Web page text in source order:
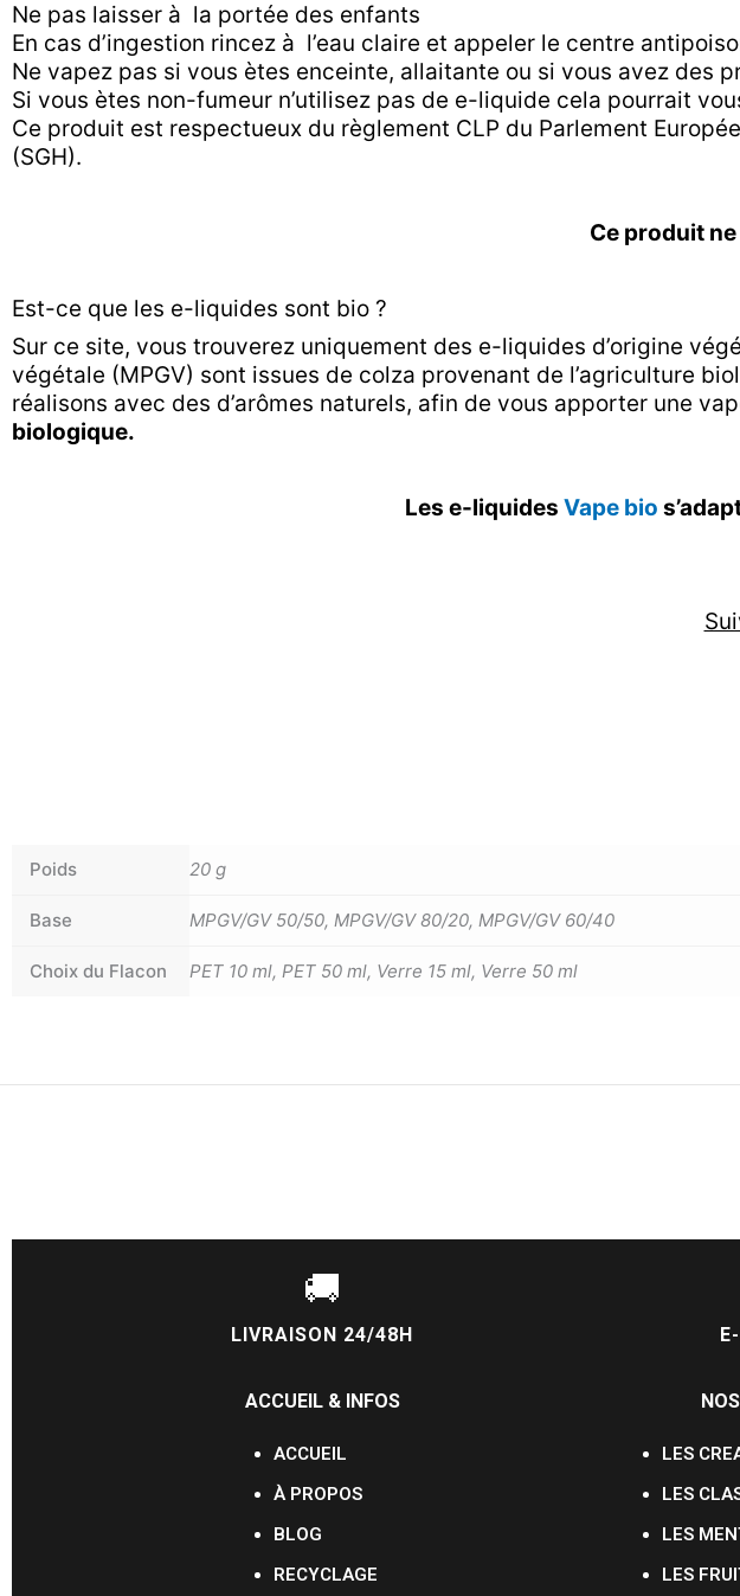
Ne pas laisser à la portée des enfants
En cas d’ingestion rincez à l’eau claire et appeler le centre
Ne vapez pas si vous ètes enceinte, allaitante ou si vous avez des
Si vous ètes non-fumeur n’utilisez pas de e-liquide cela pourrait
Ce produit est respectueux du règlement CLP du Parlement
(SGH).
Ce produit
Est-ce que les e-liquides sont bio ?
Sur ce site, vous trouverez uniquement des e-liquides d’origine
végétale (MPGV) sont issues de colza provenant de l’agriculture
réalisons avec des d’arômes naturels, afin de vous apporter une
biologique.
Les e-liquides Vape bio
Poids 20 g
Base MPGV/GV 50/50, MPGV/GV 80/20, MPGV/GV 60/40
Choix du Flacon PET 10 ml, PET 50 ml, Verre 15 ml, Verre 50 ml
🚚
LIVRAISON 24/48H
ACCUEIL & INFOS
ACCUEIL
À PROPOS
BLOG
RECYCLAGE
LES
LES
LES
LES